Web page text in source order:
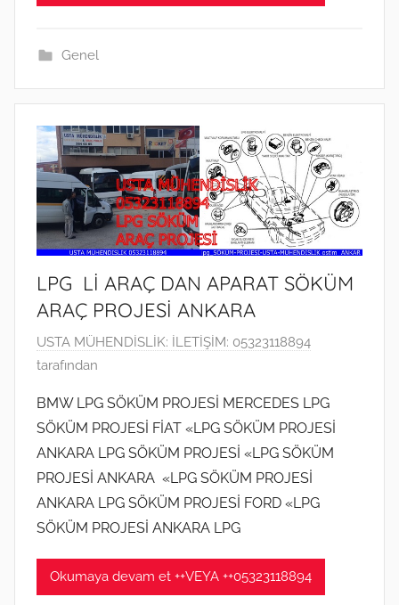
0
a
r
i
h
n
d
g
ö
n
d
r
i
l
m
ş
Genel
LPG Lİ ARAÇ DAN APARAT SÖKÜM
ARAÇ PROJESİ ANKARA
1
5
a
y
ı
s
2
0
t
USTA MÜHENDİSLİK: İLETİŞİM: 05323118894
tarafından
BMW LPG SÖKÜM PROJESİ MERCEDES LPG
SÖKÜM PROJESİ FİAT «LPG SÖKÜM PROJESİ
ANKARA LPG SÖKÜM PROJESİ «LPG SÖKÜM
PROJESİ ANKARA «LPG SÖKÜM PROJESİ
ANKARA LPG SÖKÜM PROJESİ FORD «LPG
SÖKÜM PROJESİ ANKARA LPG
Okumaya devam et ++VEYA ++05323118894